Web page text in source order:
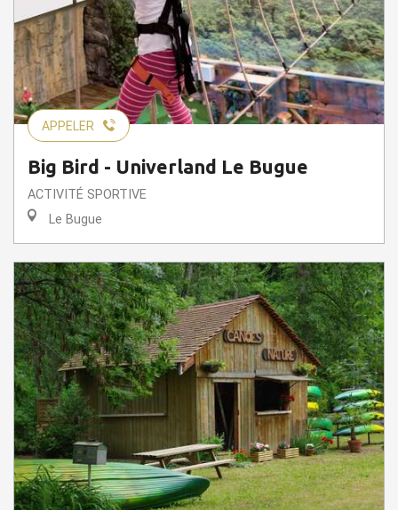
APPELER
Big Bird - Univerland Le Bugue
ACTIVITÉ SPORTIVE
Le Bugue